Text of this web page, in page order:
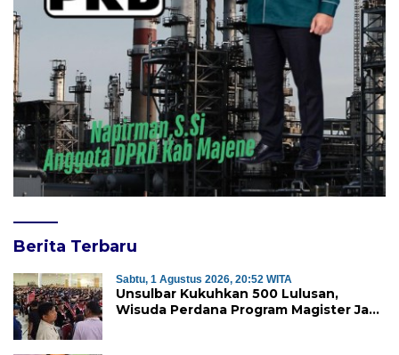
Berita Terbaru
Sabtu, 1 Agustus 2026, 20:52 WITA
Unsulbar Kukuhkan 500 Lulusan,
Wisuda Perdana Program Magister Jadi